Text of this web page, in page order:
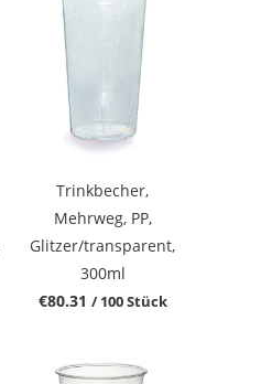
Trinkbecher,
Mehrweg, PP,
Glitzer/transparent,
300ml
€80.31 / 100 Stück